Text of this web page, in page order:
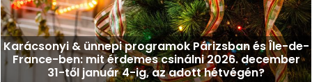
Karácsonyi & ünnepi programok Párizsban és Île-de-
France-ben: mit érdemes csinálni 2026. december
31-től január 4-ig, az adott hétvégén?